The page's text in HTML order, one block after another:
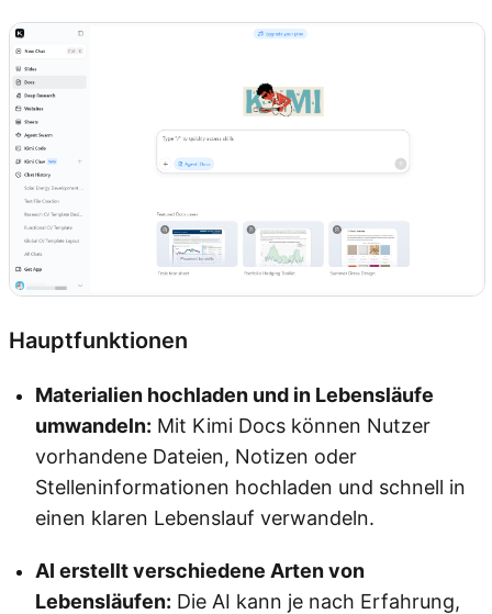
Hauptfunktionen
Materialien hochladen und in Lebensläufe
umwandeln: Mit Kimi Docs können Nutzer
vorhandene Dateien, Notizen oder
Stelleninformationen hochladen und schnell in
einen klaren Lebenslauf verwandeln.
AI erstellt verschiedene Arten von
Lebensläufen: Die AI kann je nach Erfahrung,